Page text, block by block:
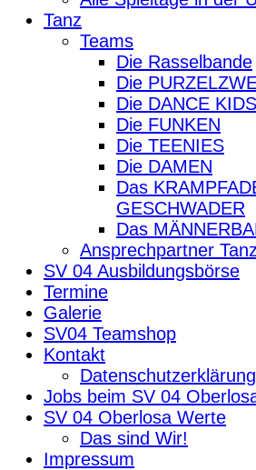
Tanz
Teams
Die Rasselbande
Die
Die DANCE KIDS
Die FUNKEN
Die TEENIES
Die DAMEN
Das
GESCHWADER
Das
Ansprechpartner Tanz
SV 04 Ausbildungsbörse
Termine
Galerie
SV04 Teamshop
Kontakt
Datenschutzerklärung
Jobs beim SV 04
SV 04 Oberlosa Werte
Das sind Wir!
Impressum